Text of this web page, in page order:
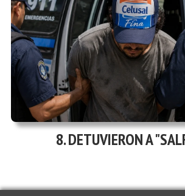
DETUVIERON A